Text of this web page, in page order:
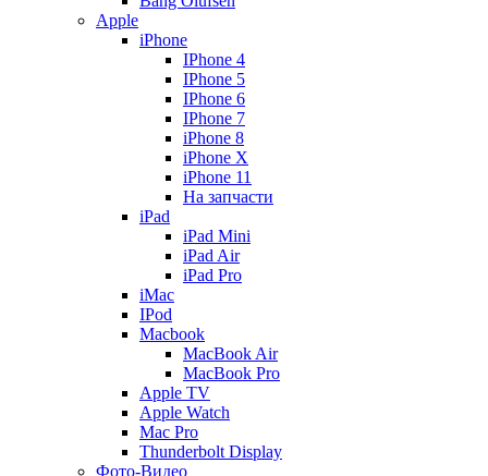
Apple
iPhone
IPhone 4
IPhone 5
IPhone 6
IPhone 7
iPhone 8
iPhone X
iPhone 11
На запчасти
iPad
iPad Mini
iPad Air
iPad Pro
iMac
IPod
Macbook
MacBook Air
MacBook Pro
Apple TV
Apple Watch
Mac Pro
Thunderbolt Display
Фото-Видео